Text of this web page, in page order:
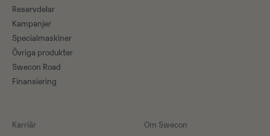
Reservdelar
Kampanjer
Specialmaskiner
Övriga produkter
Swecon Road
Finansiering
Karriär Om Swecon